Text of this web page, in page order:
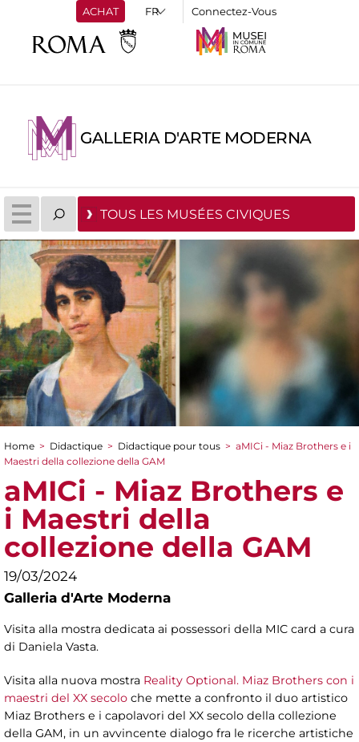
ACHAT Connectez-Vous
GALLERIA D'ARTE MODERNA
TOUS LES MUSÉES CIVIQUES
You are here
Home > Didactique > Didactique pour tous > aMICi - Miaz Brothers e i
Maestri della collezione della GAM
aMICi - Miaz Brothers e
i Maestri della
collezione della GAM
19/03/2024
Galleria d'Arte Moderna
Visita alla mostra dedicata ai possessori della MIC card a cura
di Daniela Vasta.
Visita alla nuova mostra Reality Optional. Miaz Brothers con i
maestri del XX secolo che mette a confronto il duo artistico
Miaz Brothers e i capolavori del XX secolo della collezione
della GAM, in un avvincente dialogo fra le ricerche artistiche